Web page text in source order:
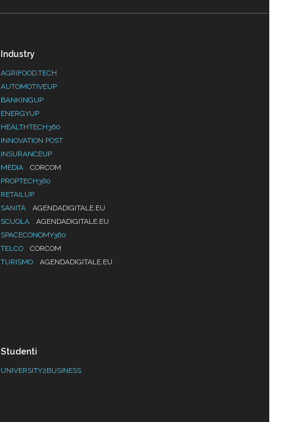
Industry
AGRIFOOD.TECH
AUTOMOTIVEUP
BANKINGUP
ENERGYUP
HEALTHTECH360
INNOVATION POST
INSURANCEUP
MEDIA
CORCOM
PROPTECH360
RETAILUP
SANITÀ
AGENDADIGITALE.EU
SCUOLA
AGENDADIGITALE.EU
SPACECONOMY360
TELCO
CORCOM
TURISMO
AGENDADIGITALE.EU
Studenti
UNIVERSITY2BUSINESS